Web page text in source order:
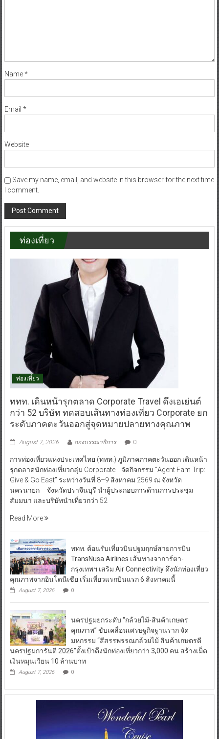
Name*
Email *
Website
Save my name, email, and website in this browser for the next time
I comment.
ท่องเที่ยว
ท่องเที่ยว
ททท. เดินหน้ารุกตลาด Corporate Travel ดึงเอเย่นต์
กว่า 52 บริษัท ทดสอบเส้นทางท่องเที่ยว Corporate ยก
ระดับภาคตะวันออกสู่จุดหมายปลายทางคุณภาพ
August 7, 2026 กองบรรณาธิการ 0
การท่องเที่ยวแห่งประเทศไทย (ททท.) ภูมิภาคภาคตะวันออก เดินหน้า
รุกตลาดนักท่องเที่ยวกลุ่ม Corporate จัดกิจกรรม “Agent Fam Trip:
Give & Go East” ระหว่างวันที่ 8–9 สิงหาคม 2569 ณ จังหวัด
นครนายก จังหวัดปราจีนบุรี นำผู้ประกอบการด้านการประชุม
สัมมนา และบริษัทนำเที่ยวกว่า 52
Read More
ททท. ต้อนรับเที่ยวบินปฐมฤกษ์สายการบิน
TransNusa Airlines เส้นทางจาการ์ตา-
กรุงเทพฯ เสริม Air Connectivity ดึงนักท่องเที่ยว
คุณภาพจากอินโดนีเซีย เริ่มเที่ยวแรกบินแรก 6 สิงหาคมนี้
August 7, 2026 0
นครปฐมยกระดับ “กล้วยไม้-สินค้าเกษตร
คุณภาพ” ขับเคลื่อนเศรษฐกิจฐานราก จัด
มหกรรม “สีสรรพรรณกล้วยไม้ สินค้าเกษตรดี
นครปฐมการันตี 2026″ตั้งเป้าดึงนักท่องเที่ยวกว่า 3,000 คน สร้างเม็ด
เงินหมุนเวียน 10 ล้านบาท
August 7, 2026 0